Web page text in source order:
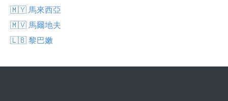
🇲🇾 馬來西亞
🇲🇻 馬爾地夫
🇱🇧 黎巴嫩